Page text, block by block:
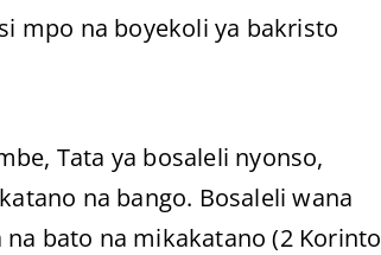
mpo na boyekoli ya bakristo
Tata ya bosaleli nyonso,
na bango. Bosaleli wana
bato na mikakatano (2 Korinto